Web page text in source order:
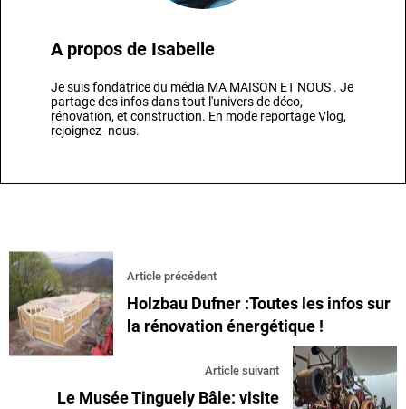
A propos de Isabelle
Je suis fondatrice du média MA MAISON ET NOUS . Je
partage des infos dans tout l'univers de déco,
rénovation, et construction. En mode reportage Vlog,
rejoignez- nous.
Article précédent
Holzbau Dufner :Toutes les infos sur
la rénovation énergétique !
Article suivant
Le Musée Tinguely Bâle: visite